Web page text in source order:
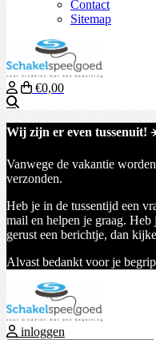
Contact
Sitemap
€0,00
Wij zijn er even tussenuit!
Vanwege de vakantie
verzonden.
Heb je in de tussentijd een
mail en helpen je graag. Heb
gerust een berichtje, dan
Alvast bedankt voor je
inloggen